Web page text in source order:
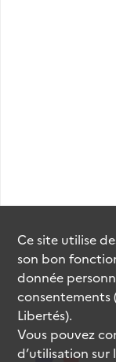
Ce site utilise
son bon
donnée
consentements
Libertés).
Vous pouvez
d’utilisation sur